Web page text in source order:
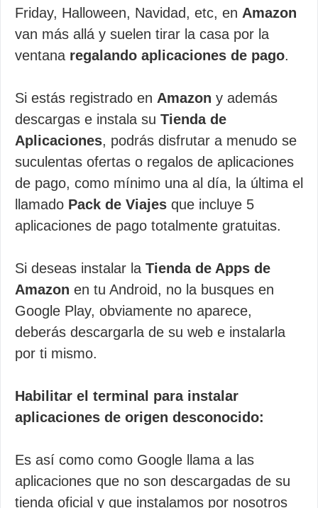
Friday, Halloween, Navidad, etc, en Amazon
van más allá y suelen tirar la casa por la
ventana regalando aplicaciones de pago.
Si estás registrado en Amazon y además
descargas e instala su Tienda de
Aplicaciones, podrás disfrutar a menudo se
suculentas ofertas o regalos de aplicaciones
de pago, como mínimo una al día, la última el
llamado Pack de Viajes que incluye 5
aplicaciones de pago totalmente gratuitas.
Si deseas instalar la Tienda de Apps de
Amazon en tu Android, no la busques en
Google Play, obviamente no aparece,
deberás descargarla de su web e instalarla
por ti mismo.
Habilitar el terminal para instalar
aplicaciones de origen desconocido:
Es así como como Google llama a las
aplicaciones que no son descargadas de su
tienda oficial y que instalamos por nosotros